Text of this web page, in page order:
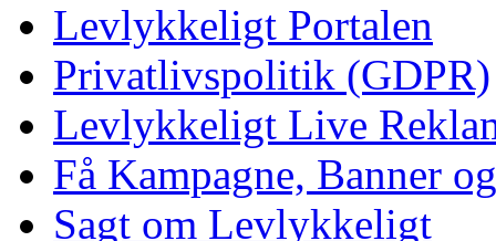
Levlykkeligt Portalen
Privatlivspolitik (GDPR)
Levlykkeligt Live
Få Kampagne, Banner
Sagt om Levlykkeligt